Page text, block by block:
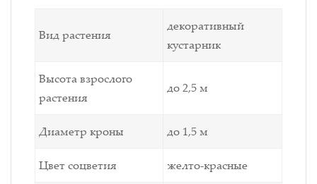
Вид растения
декоративный
кустарник
Высота взрослого
растения
до 2,5 м
Диаметр кроны до 1,5 м
Цвет соцветия желто-красные